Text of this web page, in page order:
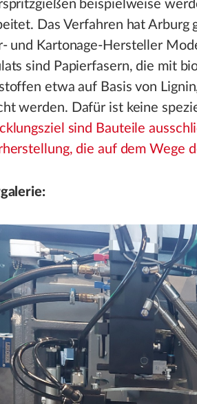
beispielweise
Das Verfahren hat Arburg
und Kartonage-Hersteller
sind Papierfasern, die mit
etwa auf Basis von
werden. Dafür ist keine
sind Bauteile
die auf dem Wege